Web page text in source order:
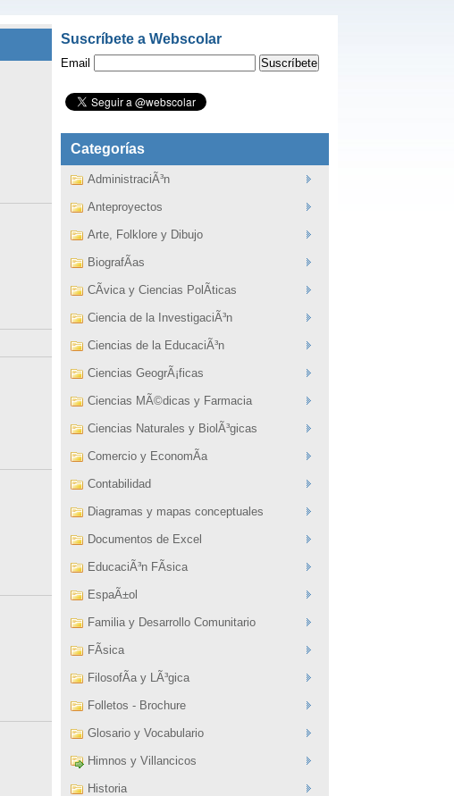
Suscríbete a Webscolar
Email
Categorías
AdministraciÃ³n
Anteproyectos
Arte, Folklore y Dibujo
BiografÃ­as
CÃ­vica y Ciencias PolÃ­ticas
Ciencia de la InvestigaciÃ³n
Ciencias de la EducaciÃ³n
Ciencias GeogrÃ¡ficas
Ciencias MÃ©dicas y Farmacia
Ciencias Naturales y BiolÃ³gicas
Comercio y EconomÃ­a
Contabilidad
Diagramas y mapas conceptuales
Documentos de Excel
EducaciÃ³n FÃ­sica
EspaÃ±ol
Familia y Desarrollo Comunitario
FÃ­sica
FilosofÃ­a y LÃ³gica
Folletos - Brochure
Glosario y Vocabulario
Himnos y Villancicos
Historia